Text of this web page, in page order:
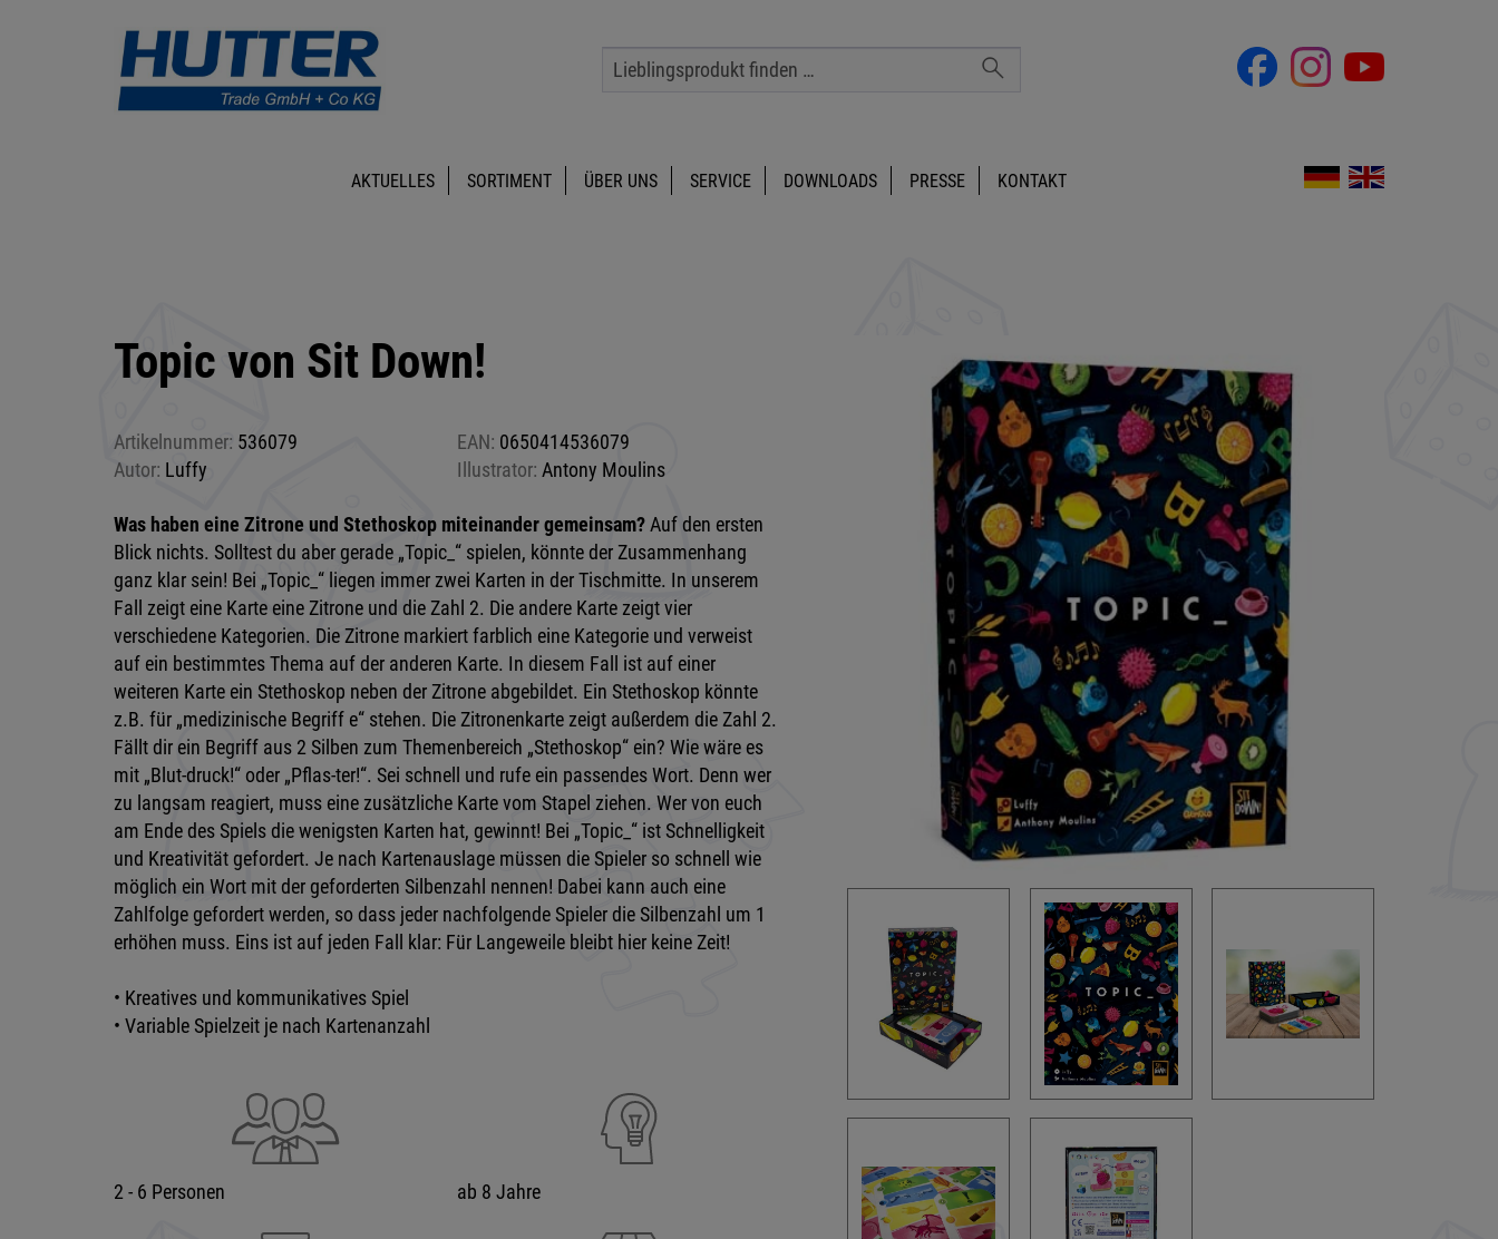
AKTUELLES SORTIMENT ÜBER UNS SERVICE DOWNLOADS PRESSE KONTAKT
Topic von Sit Down!
Artikelnummer: 536079 EAN: 0650414536079
Autor: Luffy Illustrator: Antony Moulins
Was haben eine Zitrone und Stethoskop miteinander gemeinsam? Auf den ersten
Blick nichts. Solltest du aber gerade „Topic_“ spielen, könnte der Zusammenhang
ganz klar sein! Bei „Topic_“ liegen immer zwei Karten in der Tischmitte. In unserem
Fall zeigt eine Karte eine Zitrone und die Zahl 2. Die andere Karte zeigt vier
verschiedene Kategorien. Die Zitrone markiert farblich eine Kategorie und verweist
auf ein bestimmtes Thema auf der anderen Karte. In diesem Fall ist auf einer
weiteren Karte ein Stethoskop neben der Zitrone abgebildet. Ein Stethoskop könnte
z.B. für „medizinische Begriff e“ stehen. Die Zitronenkarte zeigt außerdem die Zahl 2.
Fällt dir ein Begriff aus 2 Silben zum Themenbereich „Stethoskop“ ein? Wie wäre es
mit „Blut-druck!“ oder „Pflas-ter!“. Sei schnell und rufe ein passendes Wort. Denn wer
zu langsam reagiert, muss eine zusätzliche Karte vom Stapel ziehen. Wer von euch
am Ende des Spiels die wenigsten Karten hat, gewinnt! Bei „Topic_“ ist Schnelligkeit
und Kreativität gefordert. Je nach Kartenauslage müssen die Spieler so schnell wie
möglich ein Wort mit der geforderten Silbenzahl nennen! Dabei kann auch eine
Zahlfolge gefordert werden, so dass jeder nachfolgende Spieler die Silbenzahl um 1
erhöhen muss. Eins ist auf jeden Fall klar: Für Langeweile bleibt hier keine Zeit!
• Kreatives und kommunikatives Spiel
• Variable Spielzeit je nach Kartenanzahl
2 - 6 Personen ab 8 Jahre